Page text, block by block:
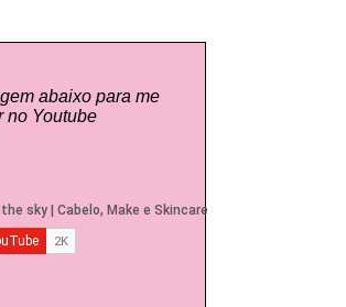
abaixo para me
no Youtube